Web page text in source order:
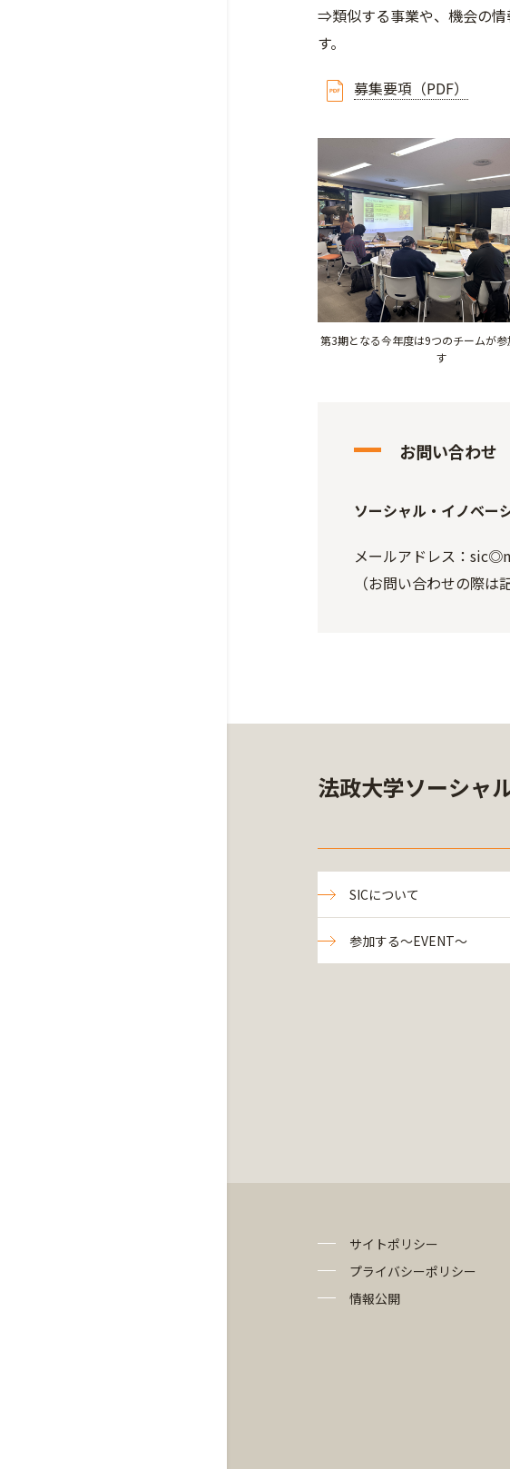
⇒類似する事業や、機会の情
す。
募集要項（PDF）
第3期となる今年度は9つのチームが参
す
お問い合わせ
ソーシャル・イノベー
メールアドレス：
（お問い合わせの際は
法政大学ソーシャ
SICについて
参加する～EVENT～
サイトポリシー
プライバシーポリシー
情報公開